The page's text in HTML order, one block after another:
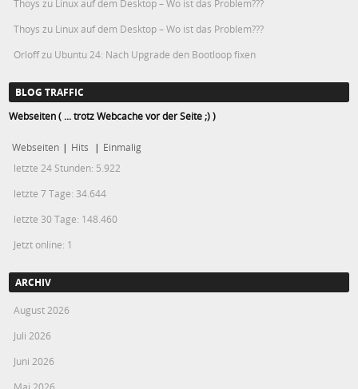
Thoys zu Linux auf dem Desktop – Wo ist das Problem???
Thoys zu Linux auf dem Desktop – Wo ist das Problem???
Orloffzu Ubuntu 24: Nach Upgrade den Bootloop fixen
BLOG TRAFFIC
Webseiten ( ... trotz Webcache vor der Seite ;) )
Webseiten | Hits | Einmalig
letzte 24 Stunden: 5.922
letzte 7 Tage: 34.644
letzte 30 Tage: 148.460
Jetzt online: 1
ARCHIV
August 2026
Juli 2026
Juni 2026